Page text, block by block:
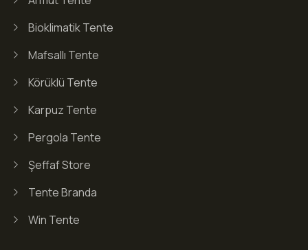
Bioklimatik Tente
Mafsallı Tente
Körüklü Tente
Karpuz Tente
Pergola Tente
Şeffaf Store
Tente Branda
Win Tente